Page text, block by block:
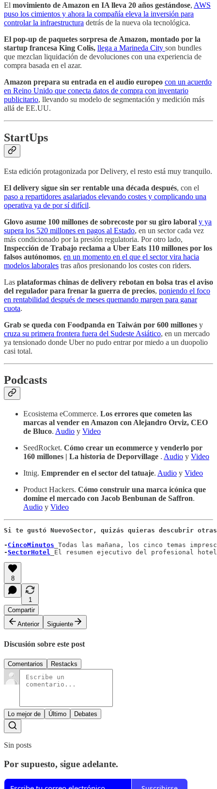
El movimiento de Amazon en IA lleva 20 años gestándose, AWS
puso los cimientos y ahora la compañía eleva la inversión para
controlar la infraestructura detrás de la nueva ola tecnológica.
El pop-up de paquetes sorpresa de Amazon, montado por la
startup francesa King Colis, llega a Marineda City son bundles
que mezclan liquidación de devoluciones con una experiencia de
compra basada en el azar.
Amazon prepara su entrada en el audio europeo con un acuerdo
en Reino Unido que conecta datos de compra con inventario
publicitario, llevando su modelo de segmentación y medición más
allá de EE.UU.
StartUps
Esta edición protagonizada por Delivery, el resto está muy tranquilo.
El delivery sigue sin ser rentable una década después, con el
paso a repartidores asalariados elevando costes y complicando una
operativa ya de por sí difícil.
Glovo asume 100 millones de sobrecoste por su giro laboral y ya
supera los 520 millones en pagos al Estado, en un sector cada vez
más condicionado por la presión regulatoria. Por otro lado,
Inspección de Trabajo reclama a Uber Eats 110 millones por los
falsos autónomos, en un momento en el que el sector vira hacia
modelos laborales tras años presionando los costes con riders.
Las plataformas chinas de delivery rebotan en bolsa tras el aviso
del regulador para frenar la guerra de precios, poniendo el foco
en rentabilidad después de meses quemando margen para ganar
cuota.
Grab se queda con Foodpanda en Taiwán por 600 millones y
cruza su primera frontera fuera del Sudeste Asiático, en un mercado
ya tensionado donde Uber no pudo entrar por miedo a un duopolio
casi total.
Podcasts
Ecosistema eCommerce. Los errores que cometen las
marcas al vender en Amazon con Alejandro Orviz, CEO
de Bluco. Audio y Video
SeedRocket. Cómo crear un ecommerce y venderlo por
160 millones | La historia de Deporvillage . Audio y Video
Itnig. Emprender en el sector del tatuaje. Audio y Video
Product Hackers. Cómo construir una marca icónica que
domine el mercado con Jacob Benbunan de Saffron.
Audio y Video
Si te gustó NuevoSector, quizás quieras descubrir
- CincoMinutos Todas las mañana, los cinco temas
-SectorHotel El resumen ejecutivo del profesional
8
1
Compartir
Anterior
Siguiente
Discusión sobre este post
Comentarios Restacks
Lo mejor de Último Debates
Sin posts
Por supuesto, sigue adelante.